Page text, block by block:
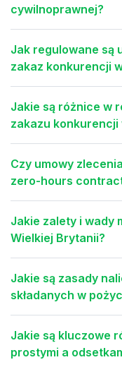
cywilnoprawnej?
Jak regulowane są
zakaz konkurencji
Jakie są różnice w
zakazu konkurencji
Czy umowy
zero-hours
Jakie zalety i wady
Wielkiej Brytanii?
Jakie są zasady
składanych w
Jakie są kluczowe
prostymi a